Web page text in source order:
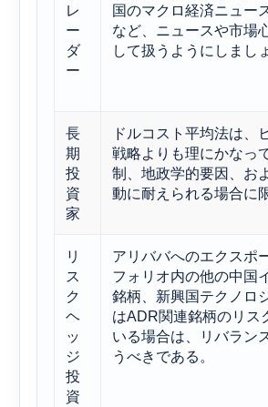
レ
ー
ダ
ー
国のマクロ経済ニュー
など、ニュースや市場
して扱うようにしまし
長
期
投
資
家
ドルコスト平均法は、
戦略よりも理にかなっ
制、地政学的要因、お
動に耐えられる場合に
リ
ス
ク
ヘ
ッ
ジ
投
資
アリババへのエクスポ
フォリオ内の他の中国
銘柄、新興国テクノロ
はADR関連銘柄のリス
いる場合は、リバラン
うべきである。